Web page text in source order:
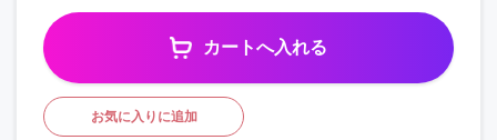
カートへ入れる
お気に入りに追加